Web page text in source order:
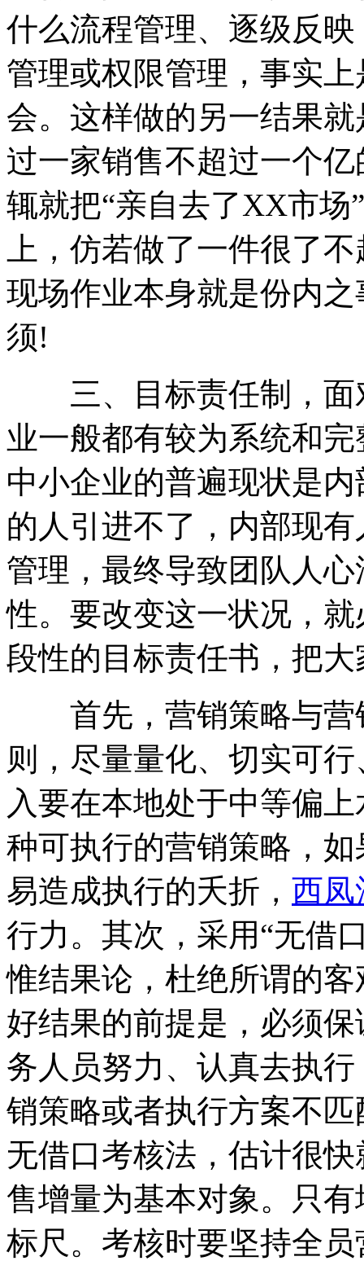
什么流程管理、逐级反
管理或权限管理，事实
会。这样做的另一结果
过一家销售不超过一个
辄就把“亲自去了XX市场
上，仿若做了一件很了
现场作业本身就是份内
须!
三、目标责任制，面
业一般都有较为系统和
中小企业的普遍现状是
的人引进不了，内部现
管理，最终导致团队人
性。要改变这一状况，
段性的目标责任书，把
首先，营销策略与营
则，尽量量化、切实可
入要在本地处于中等偏
种可执行的营销策略，
易造成执行的夭折， 西凤
行力。其次，采用“无
惟结果论，杜绝所谓的
好结果的前提是，必须
务人员努力、认真去执
销策略或者执行方案不
无借口考核法，估计很
售增量为基本对象。只
标尺。考核时要坚持全